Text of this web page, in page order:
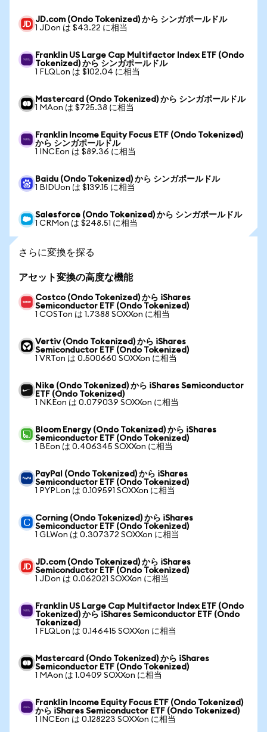
JD.com (Ondo Tokenized) から シンガポールドル
1 JDon は $43.22 に相当
Franklin US Large Cap Multifactor Index ETF (Ondo
Tokenized) から シンガポールドル
1 FLQLon は $102.04 に相当
Mastercard (Ondo Tokenized) から シンガポールドル
1 MAon は $725.38 に相当
Franklin Income Equity Focus ETF (Ondo Tokenized)
から シンガポールドル
1 INCEon は $89.36 に相当
Baidu (Ondo Tokenized) から シンガポールドル
1 BIDUon は $139.15 に相当
Salesforce (Ondo Tokenized) から シンガポールドル
1 CRMon は $248.51 に相当
さらに変換を探る
アセット変換の高度な機能
Costco (Ondo Tokenized) から iShares
Semiconductor ETF (Ondo Tokenized)
1 COSTon は 1.7388 SOXXon に相当
Vertiv (Ondo Tokenized) から iShares
Semiconductor ETF (Ondo Tokenized)
1 VRTon は 0.500660 SOXXon に相当
Nike (Ondo Tokenized) から iShares Semiconductor
ETF (Ondo Tokenized)
1 NKEon は 0.079039 SOXXon に相当
Bloom Energy (Ondo Tokenized) から iShares
Semiconductor ETF (Ondo Tokenized)
1 BEon は 0.406345 SOXXon に相当
PayPal (Ondo Tokenized) から iShares
Semiconductor ETF (Ondo Tokenized)
1 PYPLon は 0.109591 SOXXon に相当
Corning (Ondo Tokenized) から iShares
Semiconductor ETF (Ondo Tokenized)
1 GLWon は 0.307372 SOXXon に相当
JD.com (Ondo Tokenized) から iShares
Semiconductor ETF (Ondo Tokenized)
1 JDon は 0.062021 SOXXon に相当
Franklin US Large Cap Multifactor Index ETF (Ondo
Tokenized) から iShares Semiconductor ETF (Ondo
Tokenized)
1 FLQLon は 0.146415 SOXXon に相当
Mastercard (Ondo Tokenized) から iShares
Semiconductor ETF (Ondo Tokenized)
1 MAon は 1.0409 SOXXon に相当
Franklin Income Equity Focus ETF (Ondo Tokenized)
から iShares Semiconductor ETF (Ondo Tokenized)
1 INCEon は 0.128223 SOXXon に相当